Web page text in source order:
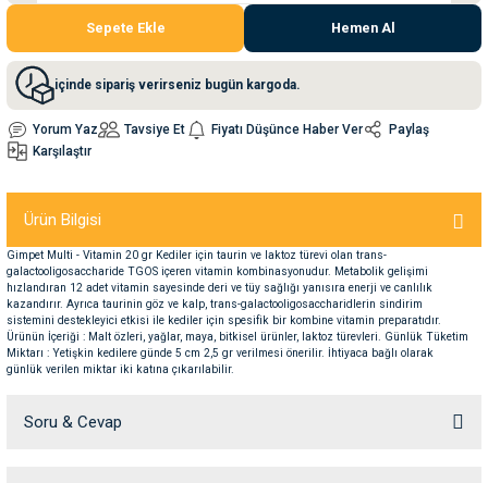
Su Kabları
Sepete Ekle Hemen Al
içinde sipariş verirseniz bugün kargoda.
Yorum Yaz Tavsiye Et Fiyatı Düşünce Haber Ver
Paylaş
Karşılaştır
Ürün Bilgisi
Gimpet Multi - Vitamin 20 gr Kediler için taurin ve laktoz türevi olan trans-
galactooligosaccharide TGOS içeren vitamin kombinasyonudur. Metabolik gelişimi
hızlandıran 12 adet vitamin sayesinde deri ve tüy sağlığı yanısıra enerji ve canlılık
kazandırır. Ayrıca taurinin göz ve kalp, trans-galactooligosaccharidlerin sindirim
sistemini destekleyici etkisi ile kediler için spesifik bir kombine vitamin preparatıdır.
Ürünün İçeriği : Malt özleri, yağlar, maya, bitkisel ürünler, laktoz türevleri. Günlük Tüketim
Miktarı : Yetişkin kedilere günde 5 cm 2,5 gr verilmesi önerilir. İhtiyaca bağlı olarak
günlük verilen miktar iki katına çıkarılabilir.
Soru & Cevap